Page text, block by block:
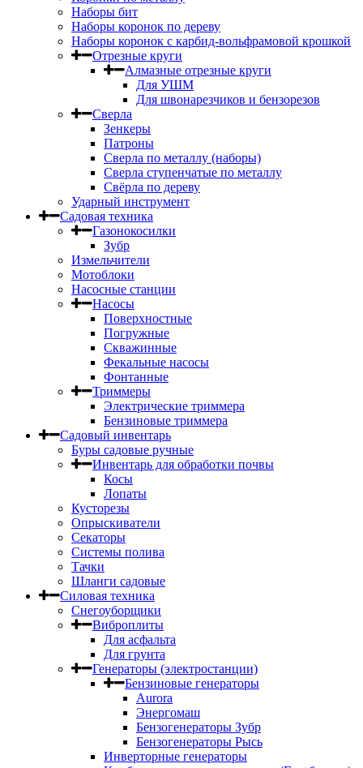
Наборы бит
Наборы коронок по дереву
Наборы коронок с карбид-вольфрамовой крошкой
Отрезные круги
Алмазные отрезные круги
Для УШМ
Для швонарезчиков и бензорезов
Сверла
Зенкеры
Патроны
Сверла по металлу (наборы)
Сверла ступенчатые по металлу
Свёрла по дереву
Ударный инструмент
Садовая техника
Газонокосилки
Зубр
Измельчители
Мотоблоки
Насосные станции
Насосы
Поверхностные
Погружные
Скважинные
Фекальные насосы
Фонтанные
Триммеры
Электрические триммера
Бензиновые триммера
Садовый инвентарь
Буры садовые ручные
Инвентарь для обработки почвы
Косы
Лопаты
Кусторезы
Опрыскиватели
Секаторы
Системы полива
Тачки
Шланги садовые
Силовая техника
Снегоуборщики
Виброплиты
Для асфальта
Для грунта
Генераторы (электростанции)
Бензиновые генераторы
Aurora
Энергомаш
Бензогенераторы Зубр
Бензогенераторы Рысь
Инверторные генераторы